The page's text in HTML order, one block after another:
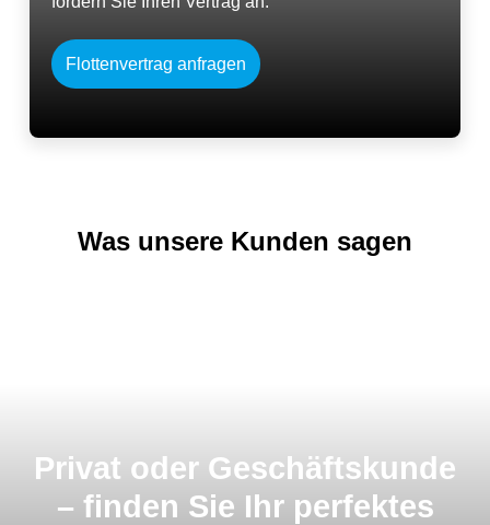
Heidelbergstrasse 1a DE-68519 Viernheim
info@softcarwash.com
Flottenvertrag anfragen
Was unsere Kunden sagen
Privat oder Geschäftskunde
– finden Sie Ihr perfektes